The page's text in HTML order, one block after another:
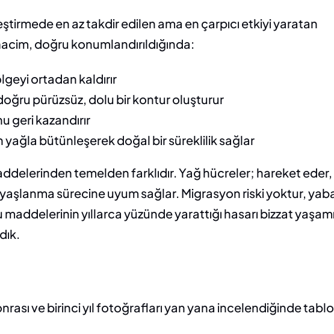
en az takdir edilen ama en çarpıcı etkiyi yaratan
doğru konumlandırıldığında:
ortadan kaldırır
pürüzsüz, dolu bir kontur oluşturur
geri kazandırır
bütünleşerek doğal bir süreklilik sağlar
temelden farklıdır. Yağ hücreler; hareket
sürecine uyum sağlar. Migrasyon riski yoktur,
yıllarca yüzünde yarattığı hasarı bizzat
ve birinci yıl fotoğrafları yan yana incelendiğinde